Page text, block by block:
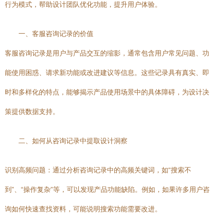
行为模式，帮助设计团队优化功能，提升用户体验。
一、客服咨询记录的价值
客服咨询记录是用户与产品交互的缩影，通常包含用户常见问题、功
能使用困惑、请求新功能或改进建议等信息。这些记录具有真实、即
时和多样化的特点，能够揭示产品使用场景中的具体障碍，为设计决
策提供数据支持。
二、如何从咨询记录中提取设计洞察
识别高频问题：通过分析咨询记录中的高频关键词，如“搜索不
到”、“操作复杂”等，可以发现产品功能缺陷。例如，如果许多用户咨
询如何快速查找资料，可能说明搜索功能需要改进。